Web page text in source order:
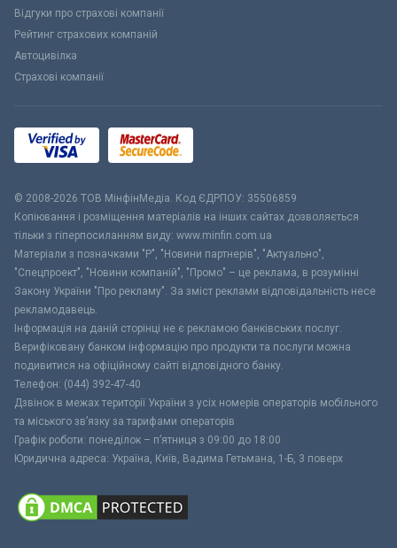
Відгуки про страхові компанії
Рейтинг страхових компаній
Автоцивілка
Страхові компанії
© 2008-2026 ТОВ МiнфiнМедiа. Код ЄДРПОУ: 35506859
Копіювання і розміщення матеріалів на інших сайтах дозволяється
тільки з гіперпосиланням виду: www.minfin.com.ua
Матеріали з позначками "Р", "Новини партнерів", "Актуально",
"Спецпроект", "Новини компаній", "Промо" – це реклама, в розумінні
Закону України "Про рекламу". За зміст реклами відповідальність несе
рекламодавець.
Інформація на даній сторінці не є рекламою банківських послуг.
Верифіковану банком інформацію про продукти та послуги можна
подивитися на офіційному сайті відповідного банку.
Телефон: (044) 392-47-40
Дзвінок в межах території України з усіх номерів операторів мобільного
та міського зв’язку за тарифами операторів
Графік роботи: понеділок – п’ятниця з 09:00 до 18:00
Юридична адреса: Україна, Київ, Вадима Гетьмана, 1-Б, 3 поверх